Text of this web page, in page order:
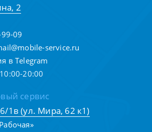
2
09
service.ru
в Telegram
20:00
сервис
1в (ул. Мира, 62 к1)